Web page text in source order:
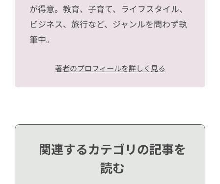
が得意。教育、子育て、ライフスタイル、
ビジネス、旅行など、ジャンルを問わず執
筆中。
著者のプロフィールを詳しく見る
関連するカテゴリの記事を
読む